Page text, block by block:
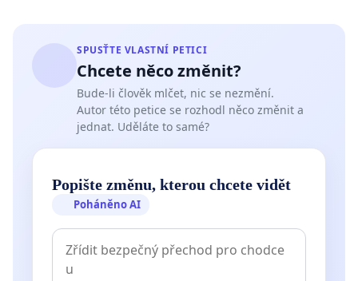
SPUSŤTE VLASTNÍ PETICI
Chcete něco změnit?
Bude-li člověk mlčet, nic se nezmění.
Autor této petice se rozhodl něco změnit a
jednat. Uděláte to samé?
Popište změnu, kterou chcete vidět
Poháněno AI